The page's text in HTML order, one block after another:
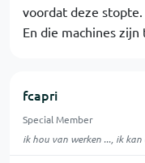
voordat deze
En die machines
fcapri
Special Member
ik hou van werken ..., ik